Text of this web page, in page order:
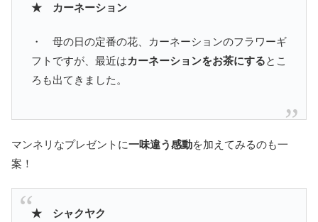
★ カーネーション
・ 母の日の定番の花、カーネーションのフラワーギ
フトですが、最近はカーネーションをお茶にするとこ
ろも出てきました。
マンネリなプレゼントに一味違う感動を加えてみるのも一
案！
★ シャクヤク